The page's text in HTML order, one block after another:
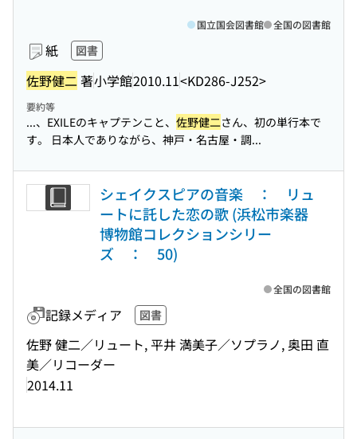
紙 図書
佐野健二 著小学館2010.11<KD286-J252>
国立国会図書館 全国の図書館
要約等
...、EXILEのキャプテンこと、 佐野健二さん、初の単行本で
す。 日本人でありながら、神戸・名古屋・調...
シェイクスピアの音楽 ： リュ
ートに託した恋の歌 (浜松市楽器
博物館コレクションシリー
ズ ： 50)
記録メディア 図書
佐野 健二／リュート, 平井 満美子／ソプラノ, 奥田 直
美／リコーダー
2014.11
全国の図書館